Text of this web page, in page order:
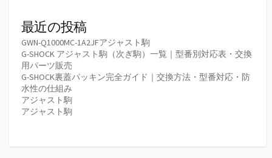
最近の投稿
GWN-Q1000MC-1A2JFアジャスト駒
G-SHOCK アジャスト駒（次ぎ駒）一覧｜型番別対応表・交換
用パーツ販売
G-SHOCK裏蓋パッキン完全ガイド｜交換方法・型番対応・防
水性の仕組み
アジャスト駒
アジャスト駒